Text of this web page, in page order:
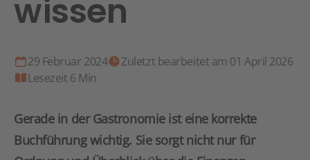
wissen
29 Februar 2024
Zuletzt bearbeitet am 01 April 2026
Lesezeit 6 Min
Gerade in der Gastronomie ist eine korrekte
Buchführung wichtig. Sie sorgt nicht nur für